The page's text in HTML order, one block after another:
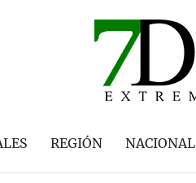
REGIÓN NACIONAL